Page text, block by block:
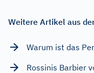
Weitere Artikel aus
Warum ist das
Rossinis Barbier